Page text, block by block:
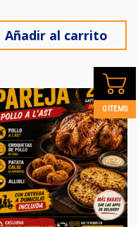
Añadir al carrito
0 ITEMS